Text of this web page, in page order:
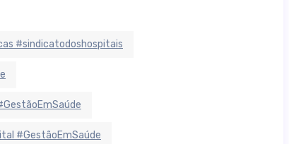
#sindicatodoshospitais
#GestãoEmSaúde